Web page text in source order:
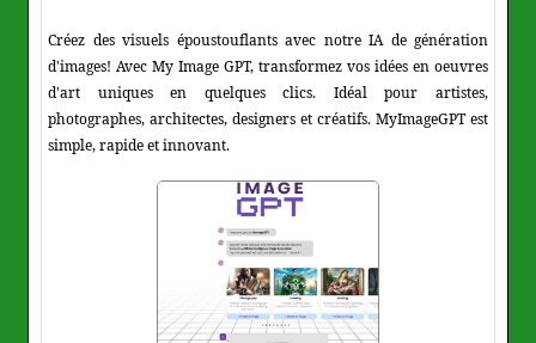
Créez des visuels époustouflants avec notre IA de génération
d'images! Avec My Image GPT, transformez vos idées en oeuvres
d'art uniques en quelques clics. Idéal pour artistes,
photographes, architectes, designers et créatifs. MyImageGPT est
simple, rapide et innovant.